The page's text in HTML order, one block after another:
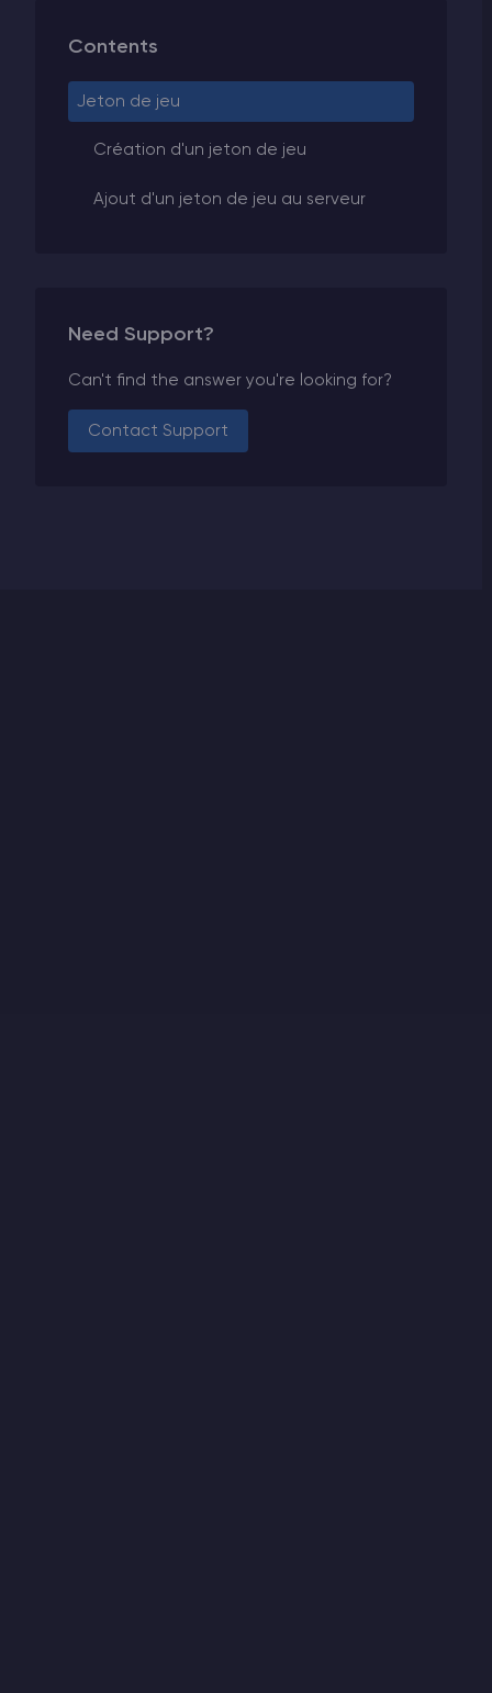
Contents
Jeton de jeu
Création d'un jeton de jeu
Ajout d'un jeton de jeu au serveur
Need Support?
Can't find the answer you're looking for?
Contact Support